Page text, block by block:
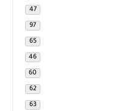
47
97
65
46
60
62
63